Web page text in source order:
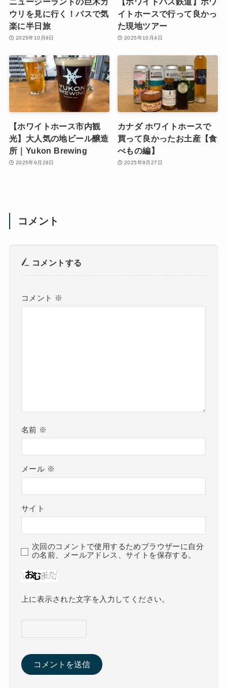
ウリを見に行く！バスで気
楽に半日旅
2025年10月8日
イトホースで行って良かっ
た現地ツアー
2025年10月4日
【ホワイトホース市内観
光】大人気の地ビール醸造
所｜Yukon Brewing
2025年9月28日
カナダ ホワイトホースで
買って良かったお土産【食
べもの編】
2025年9月27日
コメント
コメントする
コメント ※
名前 ※
メール ※
サイト
次回のコメントで使用するためブラウザーに自分
の名前、メールアドレス、サイトを保存する。
上に表示された文字を入力してください。